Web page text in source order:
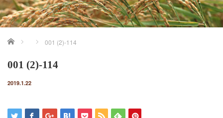
ホーム 001 (2)-114
001 (2)-114
2019.1.22